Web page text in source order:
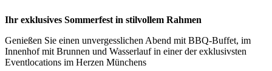
Ihr exklusives Sommerfest in stilvollem Rahmen
Genießen Sie einen unvergesslichen Abend mit BBQ-Buffet, im
Innenhof mit Brunnen und Wasserlauf in einer der exklusivsten
Eventlocations im Herzen Münchens